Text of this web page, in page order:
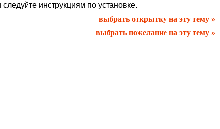
инструкциям по установке.
выбрать открытку на эту тему »
выбрать пожелание на эту тему »